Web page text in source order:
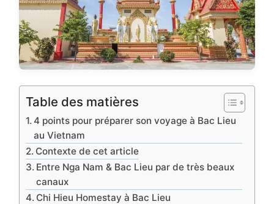
Table des matières
4 points pour préparer son voyage à Bac Lieu
au Vietnam
Contexte de cet article
Entre Nga Nam & Bac Lieu par de très beaux
canaux
Chi Hieu Homestay à Bac Lieu